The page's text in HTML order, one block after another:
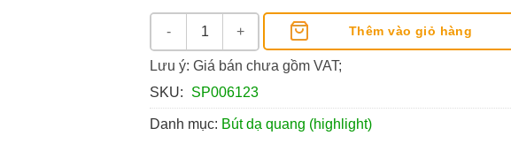
Bút Dạ Quang Free-Ink Thiên Long HL-020 số lượng
Thêm vào giỏ hàng
Lưu ý: Giá bán chưa gồm VAT;
SKU:
SP006123
Danh mục: Bút dạ quang (highlight)